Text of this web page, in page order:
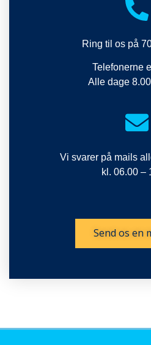
Ring til os på
Telefonerne
Alle dage
Vi svarer på mails
kl. 06.00 –
Send os en